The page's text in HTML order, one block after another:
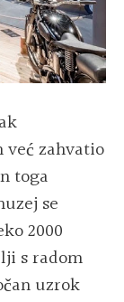
već zahvatio
toga
se
2000
s radom
uzrok